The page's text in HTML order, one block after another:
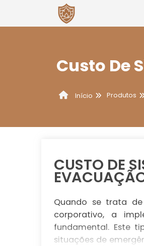
Custo De
Início Produtos
CUSTO DE
Quando se trata
corporativo, a
fundamental. Este
situações de